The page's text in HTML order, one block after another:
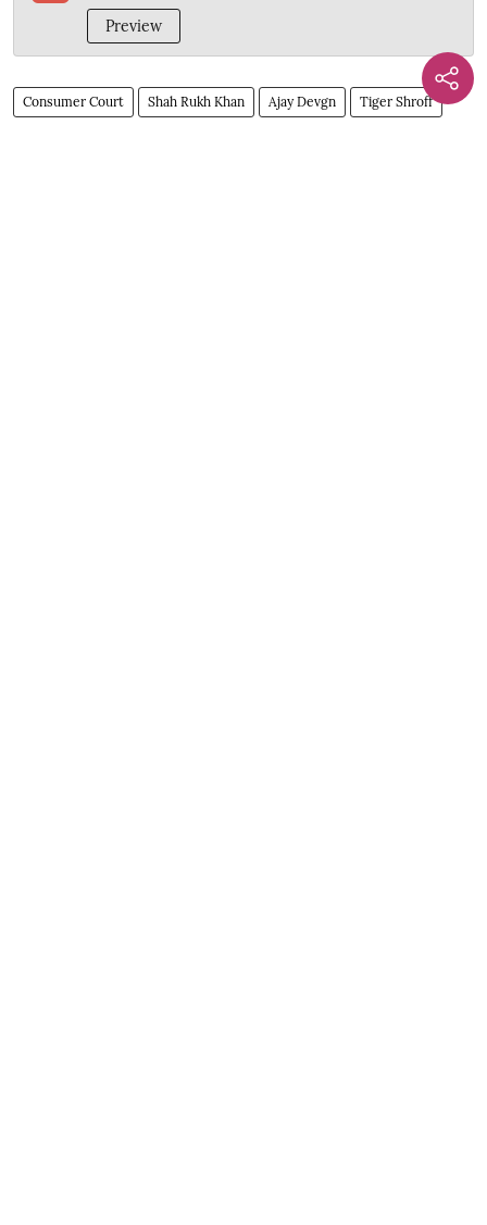
Preview
Consumer Court Shah Rukh Khan Ajay Devgn Tiger Shroff